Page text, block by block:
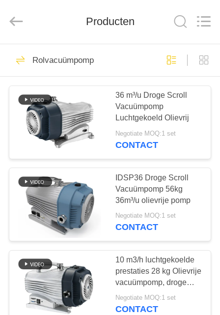
HUIS
PRODUCTEN
OVER
ONS
FABRIEKSTOCHT
KWALITEITSCONTROLE
NEEM
CONTACT
MET
ONS
Ltd..
roterende
vinvacuümpomp
Rolvacuümpomp
13
Droge
Schroefvacuümpomp
14
Producten
Rolvacuümpomp
36 m³/u Droge Scroll
Vacuümpomp
Luchtgekoeld Olievrij
Negotiate MOQ:1 set
CONTACT
IDSP36 Droge Scroll
Vacuümpomp 56kg
36m³/u olievrije pomp
Negotiate MOQ:1 set
CONTACT
10 m3/h luchtgekoelde
prestaties 28 kg Olievrije
vacuümpomp, droge
rolpomp
Negotiate MOQ:1 set
CONTACT